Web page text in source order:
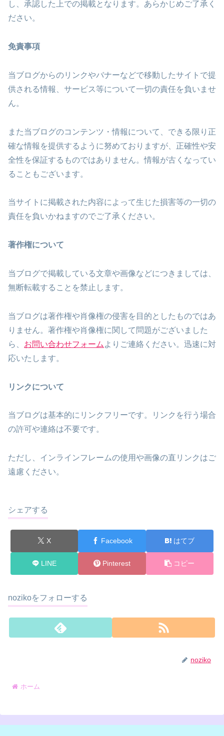
し、承認した上での掲載となります。あらかじめご了承く
ださい。
免責事項
当ブログからのリンクやバナーなどで移動したサイトで提
供される情報、サービス等について一切の責任を負いませ
ん。
また当ブログのコンテンツ・情報について、できる限り正
確な情報を提供するように努めておりますが、正確性や安
全性を保証するものではありません。情報が古くなってい
ることもございます。
当サイトに掲載された内容によって生じた損害等の一切の
責任を負いかねますのでご了承ください。
著作権について
当ブログで掲載している文章や画像などにつきましては、
無断転載することを禁止します。
当ブログは著作権や肖像権の侵害を目的としたものではあ
りません。著作権や肖像権に関して問題がございました
ら、 お問い合わせフォーム よりご連絡ください。迅速に対
応いたします。
リンクについて
当ブログは基本的にリンクフリーです。リンクを行う場合
の許可や連絡は不要です。
ただし、インラインフレームの使用や画像の直リンクはご
遠慮ください。
シェアする
X Facebook はてブ
LINE Pinterest コピー
nozikoをフォローする
noziko
ホーム